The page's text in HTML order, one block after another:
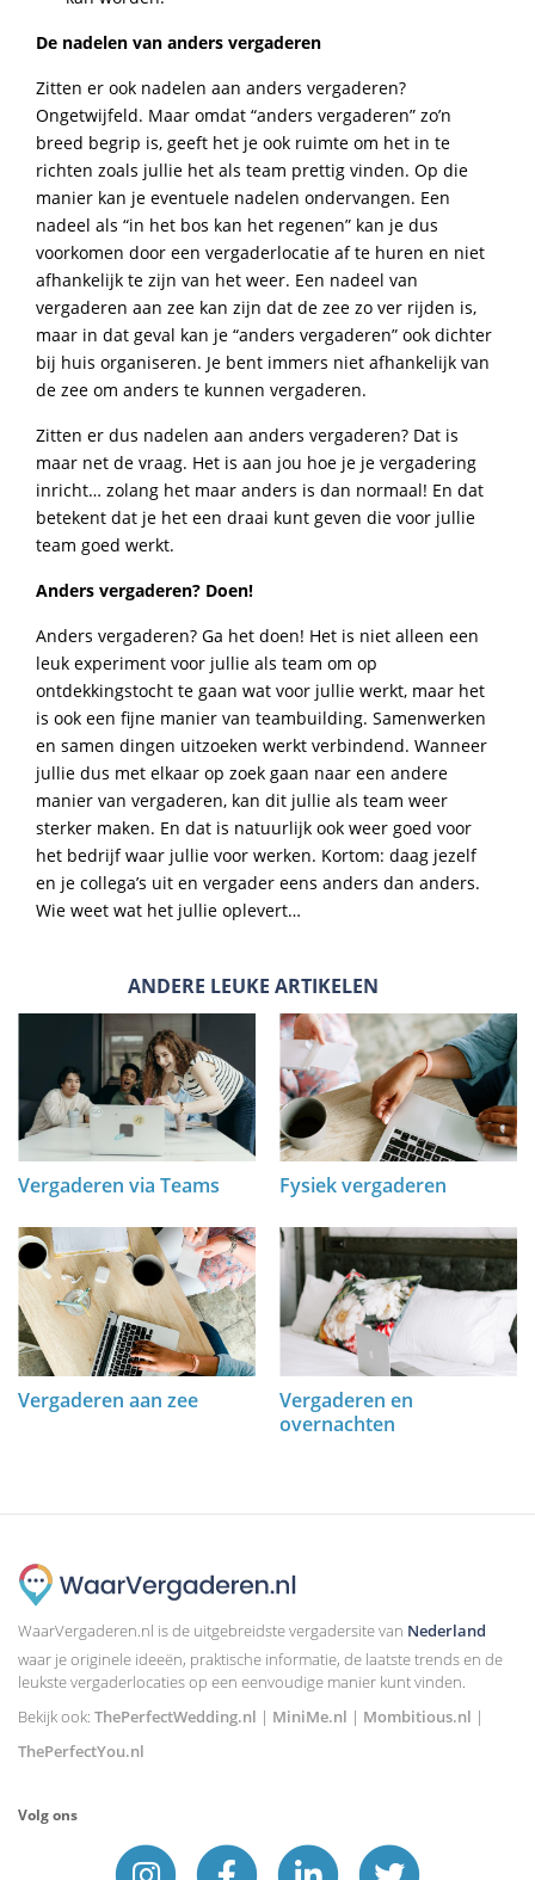
De nadelen van anders vergaderen
Zitten er ook nadelen aan anders vergaderen?
Ongetwijfeld. Maar omdat “anders vergaderen” zo’n
breed begrip is, geeft het je ook ruimte om het in te
richten zoals jullie het als team prettig vinden. Op die
manier kan je eventuele nadelen ondervangen. Een
nadeel als “in het bos kan het regenen” kan je dus
voorkomen door een vergaderlocatie af te huren en niet
afhankelijk te zijn van het weer. Een nadeel van
vergaderen aan zee kan zijn dat de zee zo ver rijden is,
maar in dat geval kan je “anders vergaderen” ook dichter
bij huis organiseren. Je bent immers niet afhankelijk van
de zee om anders te kunnen vergaderen.
Zitten er dus nadelen aan anders vergaderen? Dat is
maar net de vraag. Het is aan jou hoe je je vergadering
inricht… zolang het maar anders is dan normaal! En dat
betekent dat je het een draai kunt geven die voor jullie
team goed werkt.
Anders vergaderen? Doen!
Anders vergaderen? Ga het doen! Het is niet alleen een
leuk experiment voor jullie als team om op
ontdekkingstocht te gaan wat voor jullie werkt, maar het
is ook een fijne manier van teambuilding. Samenwerken
en samen dingen uitzoeken werkt verbindend. Wanneer
jullie dus met elkaar op zoek gaan naar een andere
manier van vergaderen, kan dit jullie als team weer
sterker maken. En dat is natuurlijk ook weer goed voor
het bedrijf waar jullie voor werken. Kortom: daag jezelf
en je collega’s uit en vergader eens anders dan anders.
Wie weet wat het jullie oplevert…
ANDERE LEUKE ARTIKELEN
Vergaderen via Teams Fysiek vergaderen
Vergaderen aan zee
Vergaderen en
overnachten
WaarVergaderen.nl is de uitgebreidste vergadersite van Nederland
waar je originele ideeën, praktische informatie, de laatste trends en de
leukste vergaderlocaties op een eenvoudige manier kunt vinden.
Bekijk ook: ThePerfectWedding.nl | MiniMe.nl | Mombitious.nl |
ThePerfectYou.nl
Volg ons